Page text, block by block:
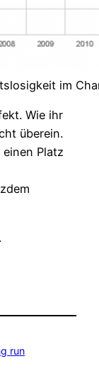
im
Wie ihr
überein.
Platz
run